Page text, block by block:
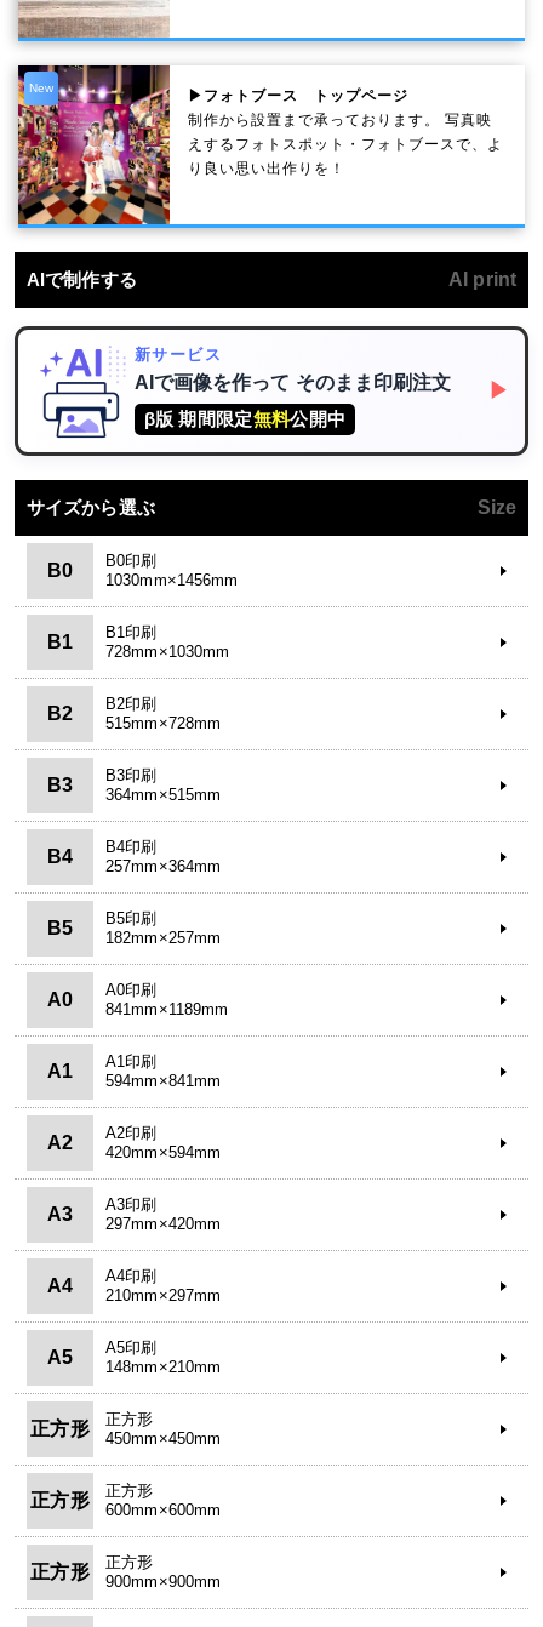
New
▶フォトブース トップページ
制作から設置まで承っております。 写真映
えするフォトスポット・フォトブースで、よ
り良い思い出作りを！
AIで制作する AI print
新サービス
AIで画像を作って そのまま印刷注文
β版 期間限定無料公開中
▶
サイズから選ぶ Size
B0
B0印刷
1030mm×1456mm
B1
B1印刷
728mm×1030mm
B2
B2印刷
515mm×728mm
B3
B3印刷
364mm×515mm
B4
B4印刷
257mm×364mm
B5
B5印刷
182mm×257mm
A0
A0印刷
841mm×1189mm
A1
A1印刷
594mm×841mm
A2
A2印刷
420mm×594mm
A3
A3印刷
297mm×420mm
A4
A4印刷
210mm×297mm
A5
A5印刷
148mm×210mm
正方形
正方形
450mm×450mm
正方形
正方形
600mm×600mm
正方形
正方形
900mm×900mm